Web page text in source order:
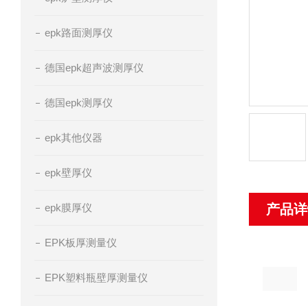
epk路面测厚仪
德国epk超声波测厚仪
德国epk测厚仪
epk其他仪器
epk壁厚仪
epk膜厚仪
EPK板厚测量仪
EPK塑料瓶壁厚测量仪
产品